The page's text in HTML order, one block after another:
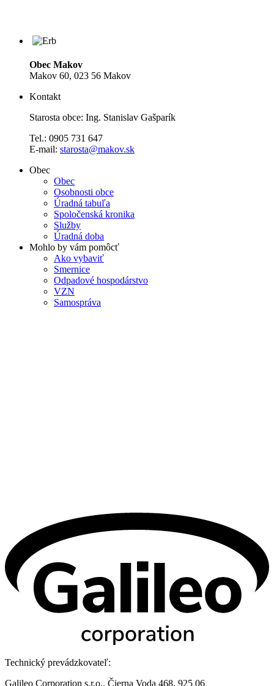
Obec Makov
Makov 60, 023 56 Makov
Kontakt
Starosta obce: Ing. Stanislav Gašparík
Tel.: 0905 731 647
E-mail: starosta@makov.sk
Obec
Obec
Osobnosti obce
Úradná tabuľa
Spoločenská kronika
Služby
Úradná doba
Mohlo by vám pomôcť
Ako vybaviť
Smernice
Odpadové hospodárstvo
VZN
Samospráva
Technický prevádzkovateľ:
Galileo Corporation s.r.o., Čierna Voda 468, 925 06